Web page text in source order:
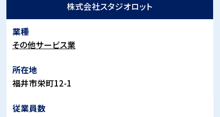
株式会社スタジオロット
その他サービス業
福井市栄町12-1